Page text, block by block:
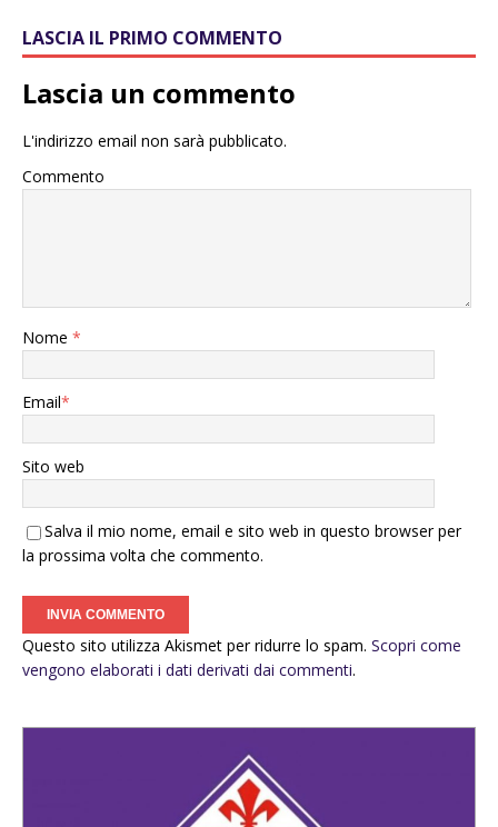
LASCIA IL PRIMO COMMENTO
Lascia un commento
L'indirizzo email non sarà pubblicato.
Commento
Nome *
Email*
Sito web
Salva il mio nome, email e sito web in questo browser per
la prossima volta che commento.
Questo sito utilizza Akismet per ridurre lo spam. Scopri come
vengono elaborati i dati derivati dai commenti.